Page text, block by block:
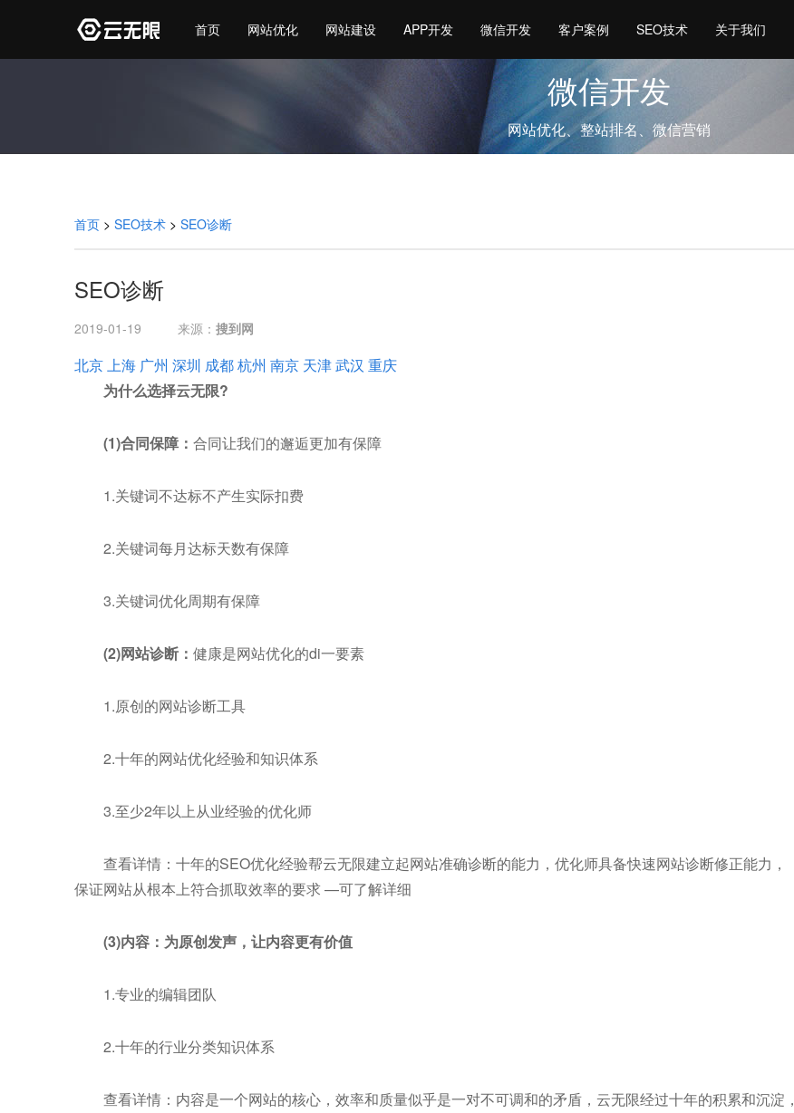
首页 网站优化 网站建设 APP开发 微信开发 客户案例 SEO技术 关于我们
微信开发
网站优化、整站排名、微信营销
首页 > SEO技术 > SEO诊断
SEO诊断
2019-01-19 来源： 搜到网
北京上海 广州 深圳 成都杭州 南京 天津武汉 重庆
为什么选择云无限?
(1)合同保障： 合同让我们的邂逅更加有保障
1.关键词不达标不产生实际扣费
2.关键词每月达标天数有保障
3.关键词优化周期有保障
(2)网站诊断： 健康是网站优化的di一要素
1.原创的网站诊断工具
2.十年的网站优化经验和知识体系
3.至少2年以上从业经验的优化师
查看详情：十年的SEO优化经验帮云无限建立起网站准确诊断的能力，优化师具备快速网站诊断修正能力，
保证网站从根本上符合抓取效率的要求 —可了解详细
(3)内容 ：为原创发声，让内容更有价值
1.专业的编辑团队
2.十年的行业分类知识体系
查看详情：内容是一个网站的核心，效率和质量似乎是一对不可调和的矛盾，云无限经过十年的积累和沉淀，